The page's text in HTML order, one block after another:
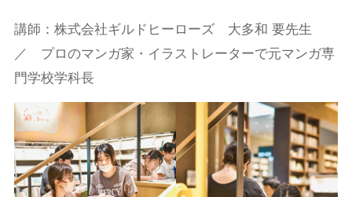
講師：株式会社ギルドヒーローズ 大多和 要先生
／ プロのマンガ家・イラストレーターで元マンガ専
門学校学科長